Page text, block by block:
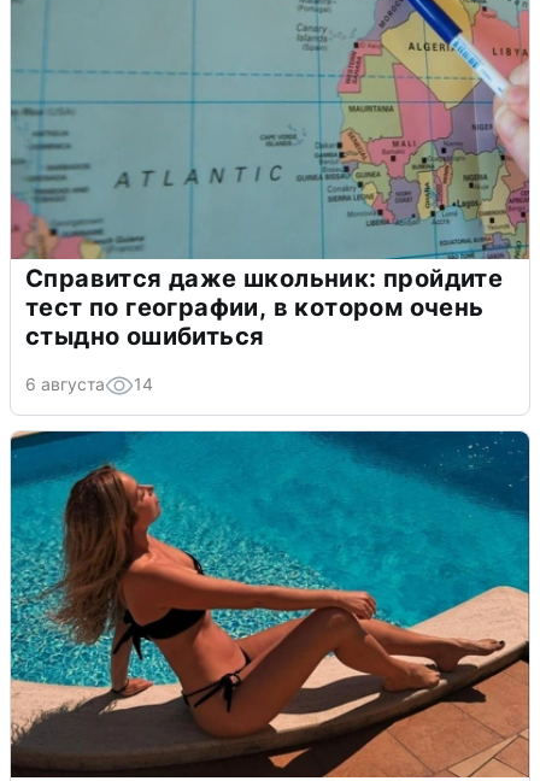
Справится даже школьник: пройдите
тест по географии, в котором очень
стыдно ошибиться
6 августа 14